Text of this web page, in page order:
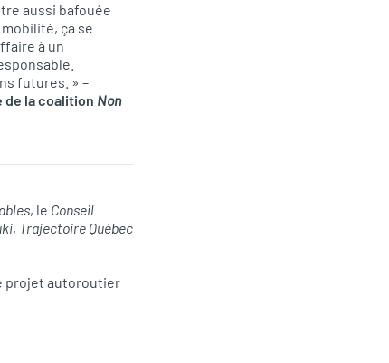
aussi bafouée
ça se
à un
futures. » –
de la coalition Non
, le Conseil
, Trajectoire Québec
projet autoroutier